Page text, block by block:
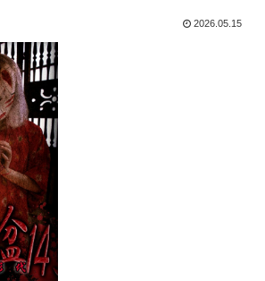
2026.05.15